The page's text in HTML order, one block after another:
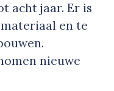
acht jaar. Er is
en te
nieuwe